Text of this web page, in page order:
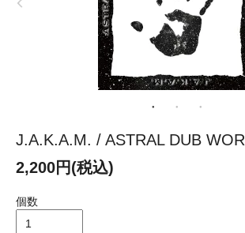
J.A.K.A.M. / ASTRAL DUB
2,200円(税込)
個数